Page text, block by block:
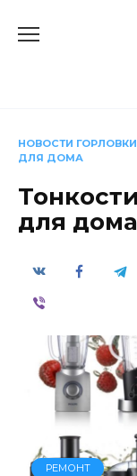
НОВОСТИ ГОРЛОВКИ
ДЛЯ ДОМА
для дома
РЕМОНТ